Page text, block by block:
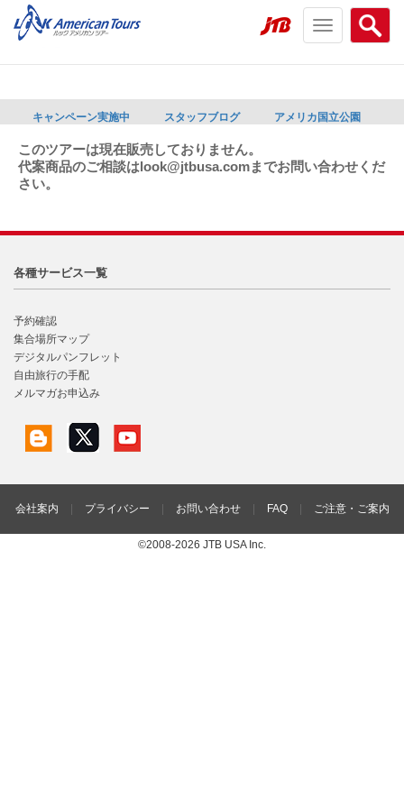
Search
menu
Toggle
navigation
キャンペーン実施中 スタッフブログ アメリカ国立公園
このツアーは現在販売しておりません。
代案商品のご相談はlook@jtbusa.comまでお問い合わせくだ
さい。
各種サービス一覧
予約確認
集合場所マップ
デジタルパンフレット
自由旅行の手配
メルマガお申込み
会社案内 プライバシー お問い合わせ FAQ ご注意・ご案内
©2008-2026 JTB USA Inc.